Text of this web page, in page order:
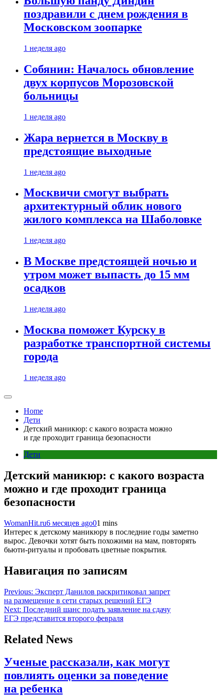
поздравили с днем рождения в
Московском зоопарке
1 неделя ago
Собянин: Началось обновление
двух корпусов Морозовской
больницы
1 неделя ago
Жара вернется в Москву в
предстоящие выходные
1 неделя ago
Москвичи смогут выбрать
архитектурный облик нового
жилого комплекса на Шаболовке
1 неделя ago
В Москве предстоящей ночью и
утром может выпасть до 15 мм
осадков
1 неделя ago
Москва поможет Курску в
разработке транспортной системы
города
1 неделя ago
Home
Дети
Детский маникюр: с какого возраста можно
и где проходит граница безопасности
Дети
Детский маникюр: с какого возраста
можно и где проходит граница
безопасности
WomanHit.ru6 месяцев ago01 mins
Интерес к детскому маникюру в последние годы заметно
вырос. Девочки хотят быть похожими на мам, повторять
бьюти-ритуалы и пробовать цветные покрытия.
Навигация по записям
Previous: Эксперт Данилов раскритиковал запрет
на размещение в сети старых решений ЕГЭ
Next: Последний шанс подать заявление на сдачу
ЕГЭ представится второго февраля
Related News
Ученые рассказали, как могут
повлиять оценки за поведение
на ребенка